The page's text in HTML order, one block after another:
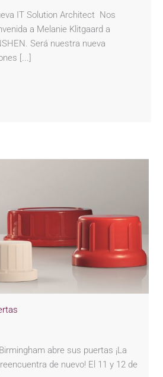
IT Solution Architect Nos
a Melanie Klitgaard a
Será nuestra nueva
[...]
abre sus puertas ¡La
de nuevo! El 11 y 12 de